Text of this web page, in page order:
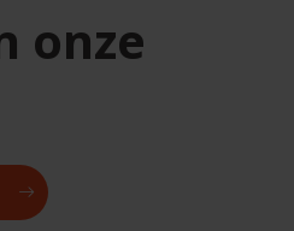
onze